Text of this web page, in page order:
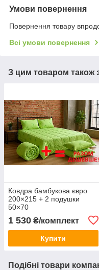
Умови повернення
Повернення товару
Всі умови повернення
З цим товаром також
Ковдра бамбукова євро
200×215 + 2 подушки
50×70
1 530 ₴/комплект
Купити
Подібні товари